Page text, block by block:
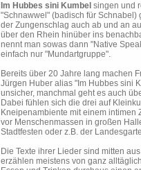
Im Hubbes sini Kumbel singen und
"Schnawwel" (badisch für Schnabel)
der Zungenschlag auch ab und an
über den Rhein hinüber ins
nennt man sowas dann "Native
einfach nur "Mundartgruppe".
Bereits über 20 Jahre lang machen
Jürgen Huber alias "Im Hubbes sini
unsicher, manchmal geht es auch
Dabei fühlen sich die drei auf
Kneipenambiente mit einem intimen
vor Menschenmassen in großen
Stadtfesten oder z.B. der
Die Texte ihrer Lieder sind mitten
erzählen meistens von ganz